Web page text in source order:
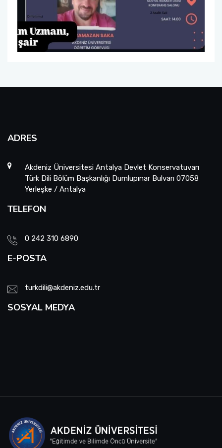
ADRES
Akdeniz Üniversitesi Antalya Devlet Konservatuvarı
Türk Dili Bölüm Başkanlığı Dumlupınar Bulvarı 07058
Yerleşke / Antalya
TELEFON
0 242 310 6890
E-POSTA
turkdili@akdeniz.edu.tr
SOSYAL MEDYA